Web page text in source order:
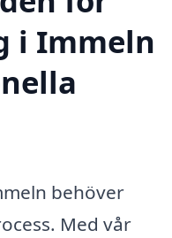
i Immeln
behöver
Med vår